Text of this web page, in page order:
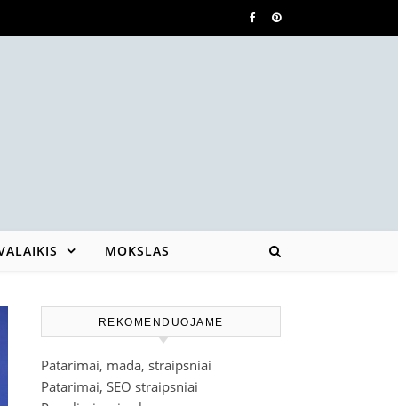
MOKSLAS
REKOMENDUOJAME
Patarimai, mada, straipsniai
Patarimai, SEO straipsniai